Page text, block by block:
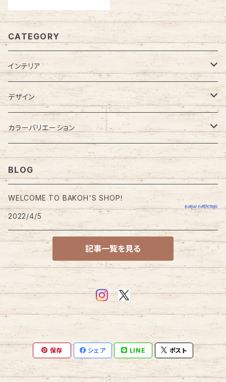
CATEGORY
インテリア
カーペット
ラグカーペット・ラグマット
大型・大きめラグ
小型・小さめラグ
玄関・玄関マット
チェアパッド
キッチンマット
小物置き
デザイン
無地
格子・チェック柄
円型・ラウンド型
四角・スクエア型
ドット・ドット柄
モダン・モダン柄
雲形・ふきだし型
ハート・ハート型
カラーバリエーション
レッド・ピンク系
グリーン系
ブラウン・ベージュ系
オレンジ系
グレー・ブラック系
ホワイト系
BLOG
WELCOME TO BAKOH'S SHOP！
2022/4/5
記事一覧を見る
保存 シェア LINE ポスト